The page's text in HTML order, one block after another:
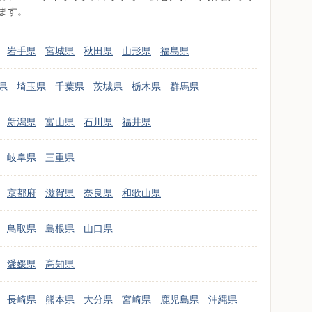
す。
岩手県 宮城県 秋田県 山形県 福島県
埼玉県 千葉県 茨城県 栃木県 群馬県
新潟県 富山県 石川県 福井県
岐阜県 三重県
京都府 滋賀県 奈良県 和歌山県
鳥取県 島根県 山口県
愛媛県 高知県
長崎県 熊本県 大分県 宮崎県 鹿児島県 沖縄県